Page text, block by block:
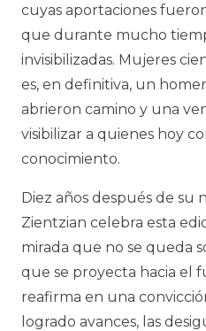
cuyas aportaciones
que durante mucho
invisibilizadas. Mujeres
es, en definitiva, un
abrieron camino y una
visibilizar a quienes hoy
conocimiento.
Diez años después de su
Zientzian celebra esta
mirada que no se queda
que se proyecta hacia el
reafirma en una
logrado avances, las